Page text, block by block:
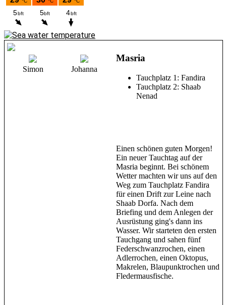
Simon Johanna
Masria
Tauchplatz 1: Fandira
Tauchplatz 2: Shaab
Nenad
Einen schönen guten Morgen!
Ein neuer Tauchtag auf der
Masria beginnt. Bei schönem
Wetter machten wir uns auf den
Weg zum Tauchplatz Fandira
für einen Drift zur Leine nach
Shaab Dorfa. Nach dem
Briefing und dem Anlegen der
Ausrüstung ging's dann ins
Wasser. Wir starteten den ersten
Tauchgang und sahen fünf
Federschwanzrochen, einen
Adlerrochen, einen Oktopus,
Makrelen, Blaupunktrochen und
Fledermausfische.